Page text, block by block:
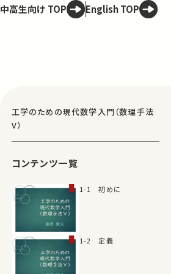
中高生向け TOP English TOP
工学のための現代数学入門（数理手法
V）
コンテンツ一覧
1-1 初めに
1-2 定義